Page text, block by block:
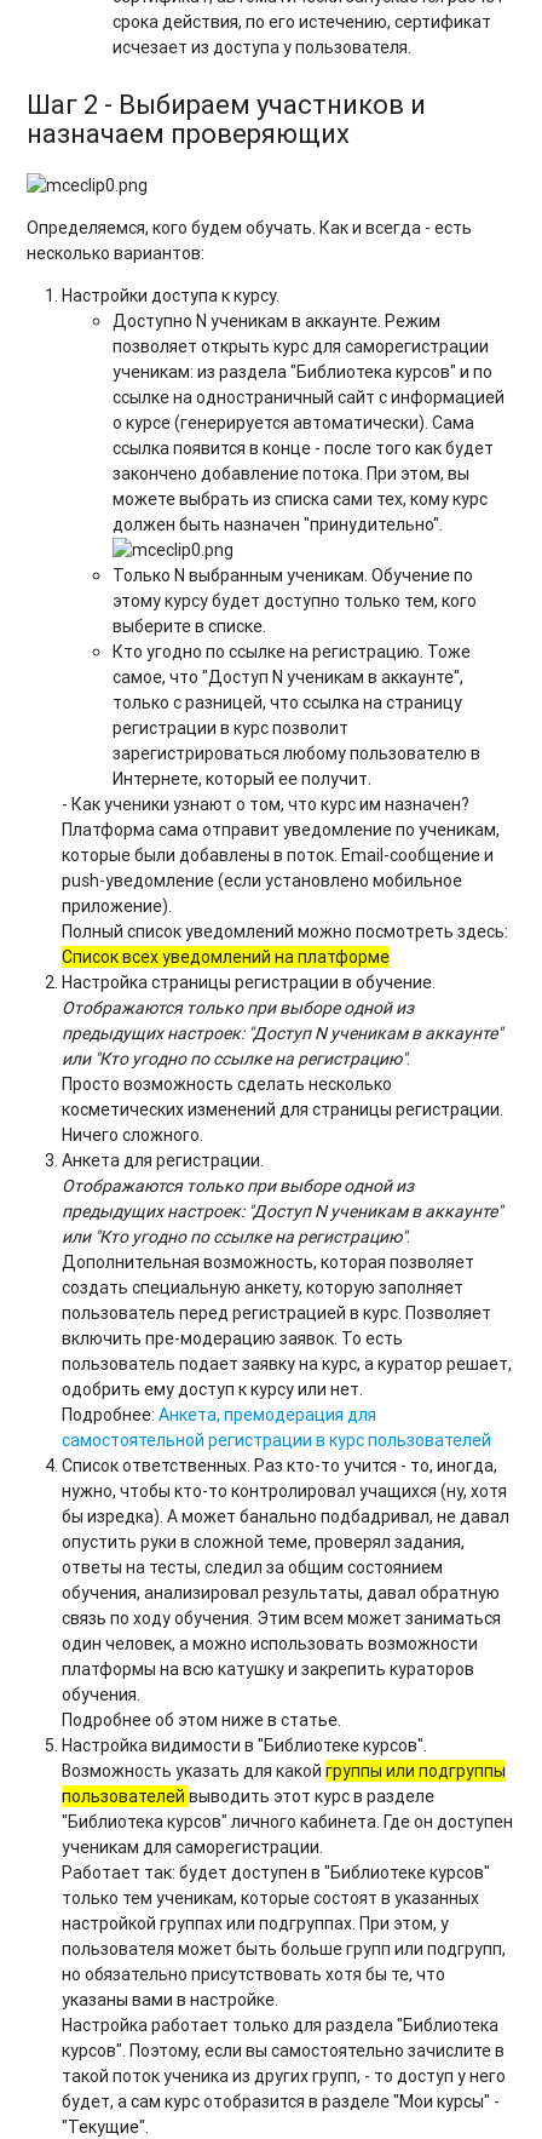
срока действия, по его истечению, сертификат
исчезает из доступа у пользователя.
Шаг 2 - Выбираем участников и
назначаем проверяющих
Определяемся, кого будем обучать. Как и всегда - есть
несколько вариантов:
Настройки доступа к курсу.
Доступно N ученикам в аккаунте. Режим
позволяет открыть курс для саморегистрации
ученикам: из раздела "Библиотека курсов" и по
ссылке на одностраничный сайт с информацией
о курсе (генерируется автоматически). Сама
ссылка появится в конце - после того как будет
закончено добавление потока. При этом, вы
можете выбрать из списка сами тех, кому курс
должен быть назначен "принудительно".
Только N выбранным ученикам. Обучение по
этому курсу будет доступно только тем, кого
выберите в списке.
Кто угодно по ссылке на регистрацию. Тоже
самое, что "Доступ N ученикам в аккаунте",
только с разницей, что ссылка на страницу
регистрации в курс позволит
зарегистрироваться любому пользователю в
Интернете, который ее получит.
- Как ученики узнают о том, что курс им назначен?
Платформа сама отправит уведомление по ученикам,
которые были добавлены в поток. Email-сообщение и
push-уведомление (если установлено мобильное
приложение).
Полный список уведомлений можно посмотреть здесь:
Список всех уведомлений на платформе
Настройка страницы регистрации в обучение.
Отображаются только при выборе одной из
предыдущих настроек: "Доступ N ученикам в аккаунте"
или "Кто угодно по ссылке на регистрацию".
Просто возможность сделать несколько
косметических изменений для страницы регистрации.
Ничего сложного.
Анкета для регистрации.
Отображаются только при выборе одной из
предыдущих настроек: "Доступ N ученикам в аккаунте"
или "Кто угодно по ссылке на регистрацию".
Дополнительная возможность, которая позволяет
создать специальную анкету, которую заполняет
пользователь перед регистрацией в курс. Позволяет
включить пре-модерацию заявок. То есть
пользователь подает заявку на курс, а куратор решает,
одобрить ему доступ к курсу или нет.
Подробнее:Анкета, премодерация для
самостоятельной регистрации в курс пользователей
Список ответственных. Раз кто-то учится - то, иногда,
нужно, чтобы кто-то контролировал учащихся (ну, хотя
бы изредка). А может банально подбадривал, не давал
опустить руки в сложной теме, проверял задания,
ответы на тесты, следил за общим состоянием
обучения, анализировал результаты, давал обратную
связь по ходу обучения. Этим всем может заниматься
один человек, а можно использовать возможности
платформы на всю катушку и закрепить кураторов
обучения.
Подробнее об этом ниже в статье.
Настройка видимости в "Библиотеке курсов".
Возможность указать для какойгруппы или подгруппы
пользователейвыводить этот курс в разделе
"Библиотека курсов" личного кабинета. Где он доступен
ученикам для саморегистрации.
Работает так: будет доступен в "Библиотеке курсов"
только тем ученикам, которые состоят в указанных
настройкой группах или подгруппах. При этом, у
пользователя может быть больше групп или подгрупп,
но обязательно присутствовать хотя бы те, что
указаны вами в настройке.
Настройка работает только для раздела "Библиотека
курсов". Поэтому, если вы самостоятельно зачислите в
такой поток ученика из других групп, - то доступ у него
будет, а сам курс отобразится в разделе "Мои курсы" -
"Текущие".